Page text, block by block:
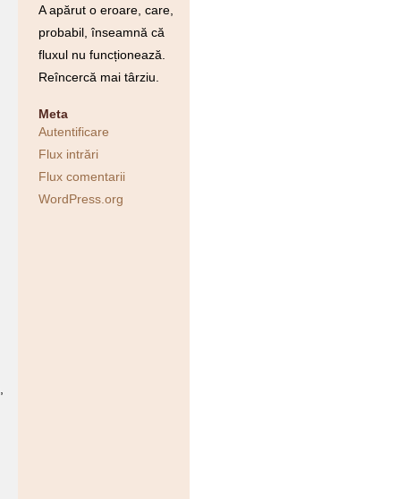
A apărut o eroare, care,
probabil, înseamnă că
fluxul nu funcționează.
Reîncercă mai târziu.
Meta
Autentificare
Flux intrări
Flux comentarii
WordPress.org